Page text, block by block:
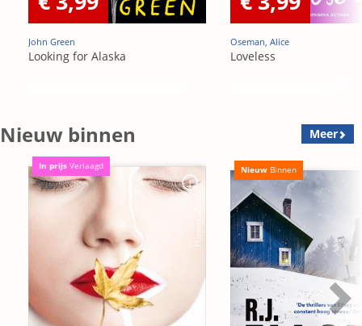
John Green
Looking for Alaska
Oseman, Alice
Loveless
Nieuw binnen Meer
In prijs Verlaagd Nieuw Binnen